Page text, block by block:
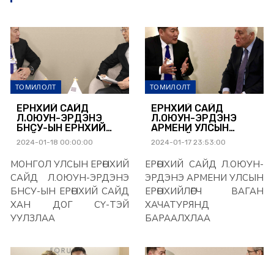
ТОМИЛОЛТ
ЕРӨНХИЙ САЙД
Л.ОЮУН-ЭРДЭНЭ
БНСУ-ЫН ЕРӨНХИЙ
САЙД ХАН ДОГ СҮ-
ТЭЙ УУЛЗЛАА
2024-01-18 00:00:00
МОНГОЛ УЛСЫН ЕРӨНХИЙ
САЙД Л.ОЮУН-ЭРДЭНЭ
БНСУ-ЫН ЕРӨНХИЙ САЙД
ХАН ДОГ СҮ-ТЭЙ
УУЛЗЛАА
ТОМИЛОЛТ
ЕРӨНХИЙ САЙД
Л.ОЮУН-ЭРДЭНЭ
АРМЕНИ УЛСЫН
ЕРӨНХИЙЛӨГЧ ВАГАН
ХАЧАТУРЯНД
БАРААЛХЛАА
2024-01-17 23:53:00
ЕРӨНХИЙ САЙД Л.ОЮУН-
ЭРДЭНЭ АРМЕНИ УЛСЫН
ЕРӨНХИЙЛӨГЧ ВАГАН
ХАЧАТУРЯНД
БАРААЛХЛАА